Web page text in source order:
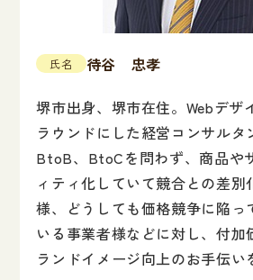
氏名
待谷 忠孝
堺市出身、堺市在住。Webデザ
ラウンドにした経営コンサルタ
BtoB、BtoCを問わず、商品や
ィティ化していて競合との差別
様、どうしても価格競争に陥っ
いる事業者様などに対し、付加
ランドイメージ向上のお手伝い